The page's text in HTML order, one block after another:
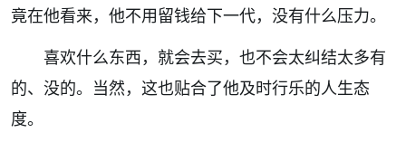
竟在他看来，他不用留钱给下一代，没有什么压力。
喜欢什么东西，就会去买，也不会太纠结太多有
的、没的。当然，这也贴合了他及时行乐的人生态
度。